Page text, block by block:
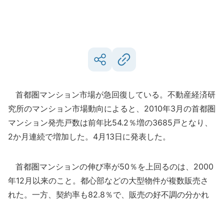
首都圏マンション市場が急回復している。不動産経済研
究所のマンション市場動向によると、2010年3月の首都圏
マンション発売戸数は前年比54.2％増の3685戸となり、
2か月連続で増加した。4月13日に発表した。
首都圏マンションの伸び率が50％を上回るのは、2000
年12月以来のこと。都心部などの大型物件が複数販売さ
れた。一方、契約率も82.8％で、販売の好不調の分かれ